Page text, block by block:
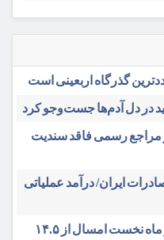
گذرگاه اربعینی است
در دل آدم‌ها جست‌وجو کرد
مراجع رسمی فاقد سندیت
ایران/ درآمد عملیاتی
حق بیمه تولیدی بیمه ملت در چهار ماه نخست امسال از ۱۴.۵